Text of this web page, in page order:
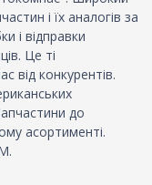
і їх аналогів за
і відправки
Це ті
від конкурентів.
до
асортименті.